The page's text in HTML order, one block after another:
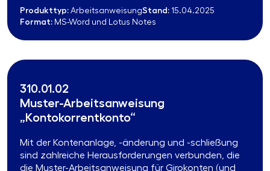
Produkttyp: ArbeitsanweisungStand: 15.04.2025
Format: MS-Word und Lotus Notes
310.01.02
Muster-Arbeitsanweisung
„Kontokorrentkonto“
Mit der Kontenanlage, -änderung und -schließung
sind zahlreiche Herausforderungen verbunden, die
die Muster-Arbeitsanweisung für Girokonten (und